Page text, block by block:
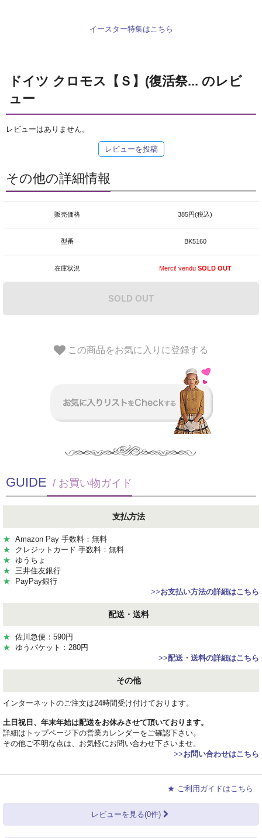
イースター特集はこちら
ドイツ クロモス【Ｓ】(復活祭... のレビ
ュー
レビューはありません。
レビューを投稿
その他の詳細情報
販売価格 385円(税込)
型番 BK5160
在庫状況 Merci! venduSOLD OUT
SOLD OUT
この商品をお気に入りに登録する
GUIDE / お買い物ガイド
支払方法
★ Amazon Pay 手数料：無料
★ クレジットカード 手数料：無料
★ ゆうちょ
★ 三井住友銀行
★ PayPay銀行
>>お支払い方法の詳細はこちら
配送・送料
★ 佐川急便：590円
★ ゆうパケット：280円
>>配送・送料の詳細はこちら
その他
インターネットのご注文は24時間受け付けております。
土日祝日、年末年始は配送をお休みさせて頂いております。
詳細はトップページ下の営業カレンダーをご確認下さい。
その他ご不明な点は、お気軽にお問い合わせ下さいませ。
>>お問い合わせはこちら
★ ご利用ガイドはこちら
レビューを見る(0件)